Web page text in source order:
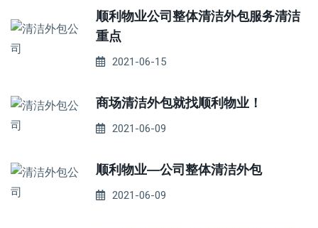
顺利物业公司整体清洁外包服务清洁
重点
2021-06-15
商场清洁外包就找顺利物业！
2021-06-09
顺利物业—公司整体清洁外包
2021-06-09